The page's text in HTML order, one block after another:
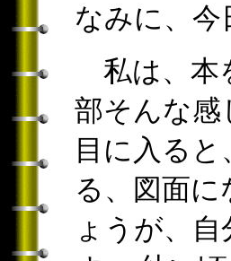
なみに、
私は、本
部そんな感
目に入る
る、図面
ょうが、